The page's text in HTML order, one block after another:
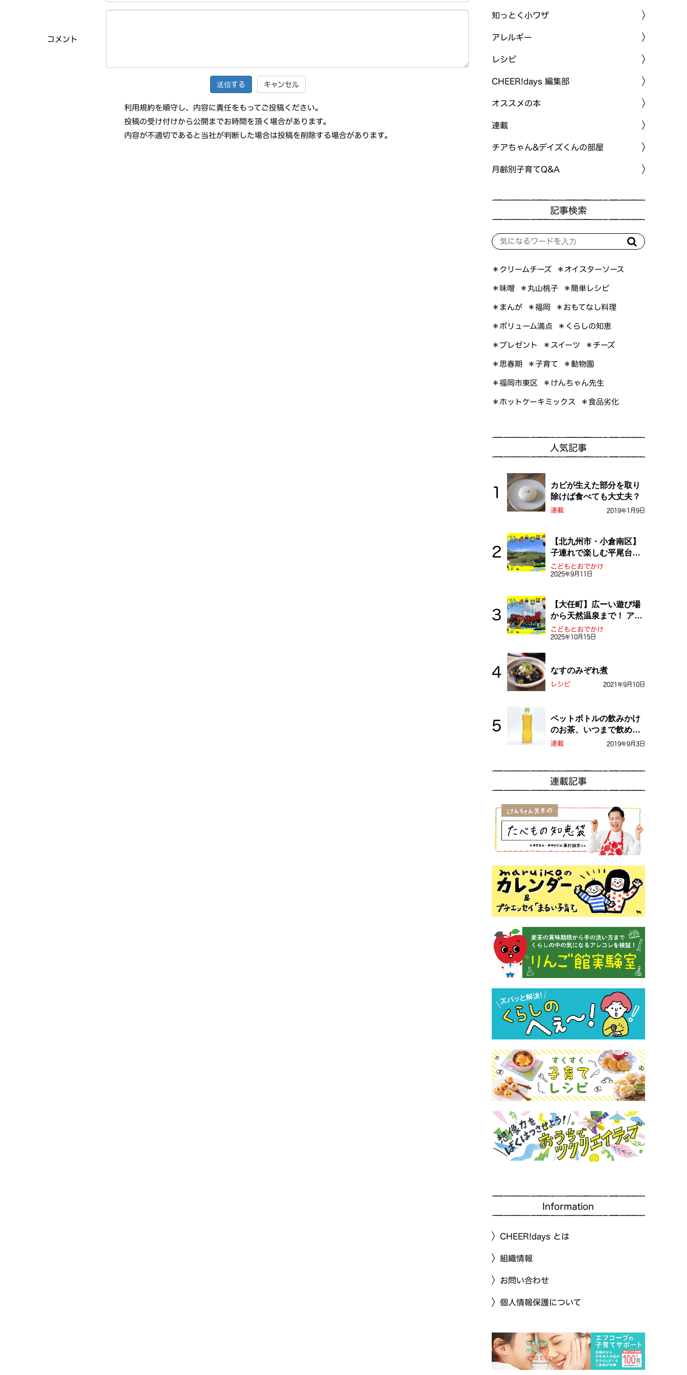
コメント
キャンセル
利用規約を順守し、内容に責任をもってご投稿ください。
投稿の受け付けから公開までお時間を頂く場合があります。
内容が不適切であると当社が判断した場合は投稿を削除する場合があります。
知っとく小ワザ
アレルギー
レシピ
CHEER!days 編集部
オススメの本
連載
チアちゃん&デイズくんの部屋
月齢別子育てQ&A
記事検索
＊クリームチーズ ＊オイスターソース
＊味噌 ＊丸山桃子 ＊簡単レシピ
＊まんが ＊福岡 ＊おもてなし料理
＊ボリューム満点 ＊くらしの知恵
＊プレゼント ＊スイーツ ＊チーズ
＊思春期 ＊子育て ＊動物園
＊福岡市東区 ＊けんちゃん先生
＊ホットケーキミックス ＊食品劣化
人気記事
カビが生えた部分を取り
除けば食べても大丈夫？
連載 2019年1月9日
【北九州市・小倉南区】
子連れで楽しむ平尾台！
ふしぎな草原や千仏鍾乳
洞を探検しよう！
こどもとおでかけ
2025年9月11日
【大任町】広ーい遊び場
から天然温泉まで！ アミ
ューズメントな道の駅・
おおとう桜街道
こどもとおでかけ
2025年10月15日
なすのみぞれ煮
レシピ 2021年9月10日
ペットボトルの飲みかけ
のお茶、いつまで飲め
る？
連載 2019年9月3日
連載記事
Information
CHEER!days とは
組織情報
お問い合わせ
個人情報保護について